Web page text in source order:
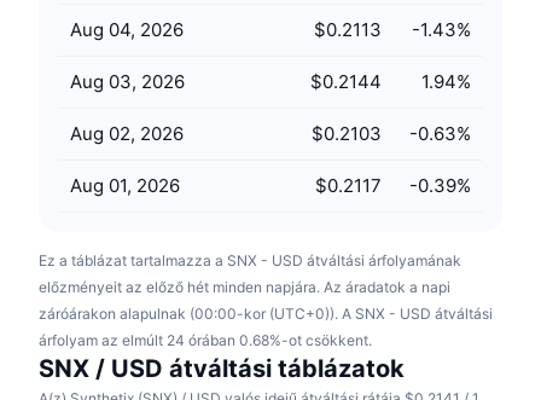
ICO Naptár
Aug 04, 2026 $0.2113 -1.43%
Aug 03, 2026 $0.2144 1.94%
Aug 02, 2026 $0.2103 -0.63%
Aug 01, 2026 $0.2117 -0.39%
Ez a táblázat tartalmazza a SNX - USD átváltási árfolyamának
előzményeit az előző hét minden napjára. Az áradatok a napi
záróárakon alapulnak (00:00-kor (UTC+0)). A SNX - USD átváltási
árfolyam az elmúlt 24 órában 0.68%-ot csökkent.
SNX / USD átváltási táblázatok